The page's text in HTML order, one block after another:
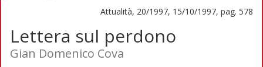
Attualità, 20/1997, 15/10/1997, pag. 578
Lettera sul perdono
Gian Domenico Cova